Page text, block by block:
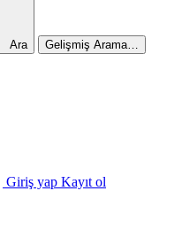
Ara Gelişmiş Arama…
Giriş yap Kayıt ol